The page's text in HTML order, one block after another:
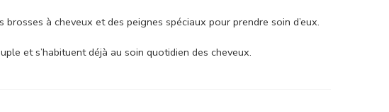
à cheveux et des peignes spéciaux pour prendre soin d’eux.
et s’habituent déjà au soin quotidien des cheveux.